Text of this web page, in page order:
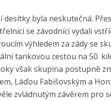
byla neskutečná.
se závodníci vydali
výhledem za zády se
tankovou cestou na 50.
však skupina postupně
Láďou Fabišovským a
zvládnutým závěrem pro